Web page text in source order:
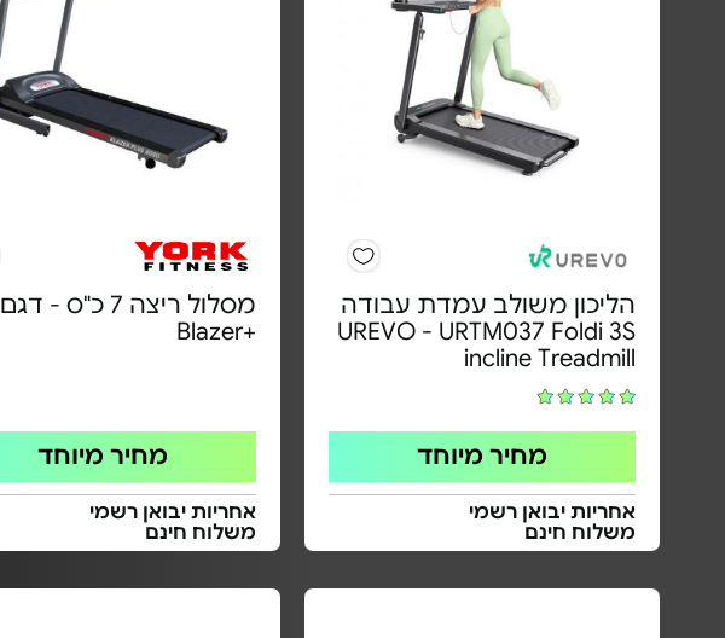
הליכון משולב עמדת עבודה
UREVO - URTM037 Foldi 3S
incline Treadmill
מחיר מיוחד
אחריות יבואן רשמי
משלוח חינם
מסלול ריצה 7 כ"ס - דגם
+Blazer
מחיר מיוחד
אחריות יבואן רשמי
משלוח חינם